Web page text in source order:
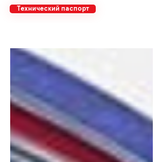
Технический паспорт